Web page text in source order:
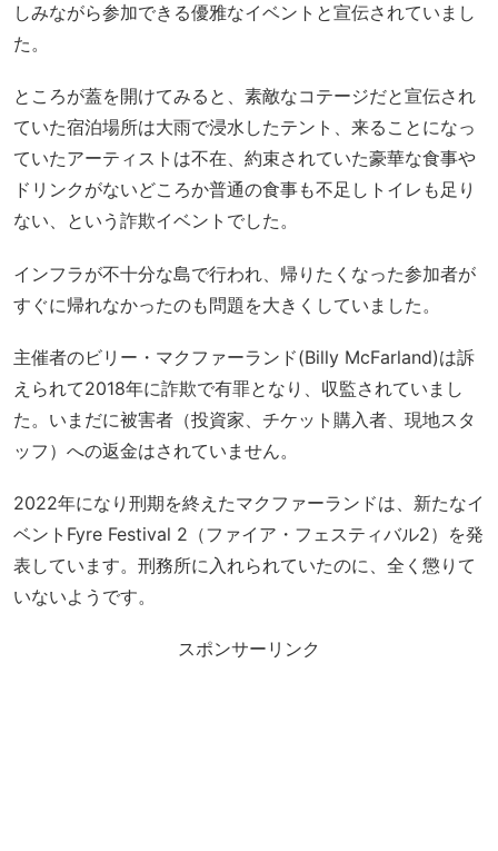
しみながら参加できる優雅なイベントと宣伝されていまし
た。
ところが蓋を開けてみると、素敵なコテージだと宣伝され
ていた宿泊場所は大雨で浸水したテント、来ることになっ
ていたアーティストは不在、約束されていた豪華な食事や
ドリンクがないどころか普通の食事も不足しトイレも足り
ない、という詐欺イベントでした。
インフラが不十分な島で行われ、帰りたくなった参加者が
すぐに帰れなかったのも問題を大きくしていました。
主催者のビリー・マクファーランド(Billy McFarland)は訴
えられて2018年に詐欺で有罪となり、収監されていまし
た。いまだに被害者（投資家、チケット購入者、現地スタ
ッフ）への返金はされていません。
2022年になり刑期を終えたマクファーランドは、新たなイ
ベントFyre Festival 2（ファイア・フェスティバル2）を発
表しています。刑務所に入れられていたのに、全く懲りて
いないようです。
スポンサーリンク